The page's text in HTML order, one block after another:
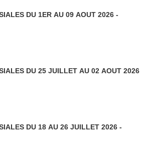
DU 1ER AU 09 AOUT 2026 -
DU 25 JUILLET AU 02 AOUT 2026
DU 18 AU 26 JUILLET 2026 -